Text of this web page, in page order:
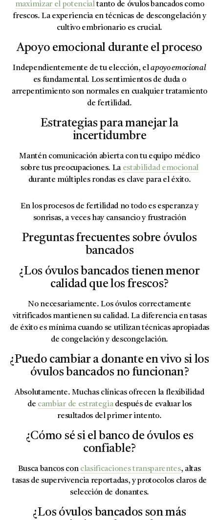
maximizar el potencialtanto de óvulos bancados como
frescos. La experiencia en técnicas de descongelación y
cultivo embrionario es crucial.
Apoyo emocional durante el proceso
Independientemente de tu elección, elapoyo emocional
es fundamental. Los sentimientos de duda o
arrepentimiento son normales en cualquier tratamiento
de fertilidad.
Estrategias para manejar la
incertidumbre
Mantén comunicación abierta con tu equipo médico
sobre tus preocupaciones. La estabilidad emocional
durante múltiples rondas es clave para el éxito.
En los procesos de fertilidad no todo es esperanza y
sonrisas, a veces hay cansancio y frustración
Preguntas frecuentes sobre óvulos
bancados
¿Los óvulos bancados tienen menor
calidad que los frescos?
No necesariamente. Los óvulos correctamente
vitrificados mantienen su calidad. La diferencia en tasas
de éxito es mínima cuando se utilizan técnicas apropiadas
de congelación y descongelación.
¿Puedo cambiar a donante en vivo si los
óvulos bancados no funcionan?
Absolutamente. Muchas clínicas ofrecen la flexibilidad
de cambiar de estrategiadespués de evaluar los
resultados del primer intento.
¿Cómo sé si el banco de óvulos es
confiable?
Busca bancos con clasificaciones transparentes, altas
tasas de supervivencia reportadas, y protocolos claros de
selección de donantes.
¿Los óvulos bancados son más